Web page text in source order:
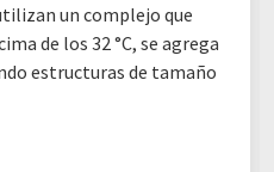
un complejo que
de los 32 °C, se agrega
estructuras de tamaño